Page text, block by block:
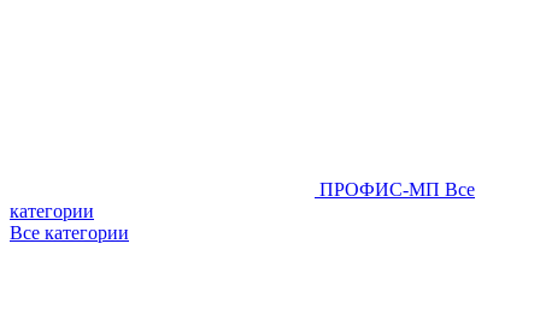
ПРОФИС-МП Все
категории
Все категории